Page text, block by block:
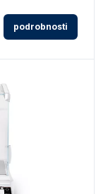
podrobnosti